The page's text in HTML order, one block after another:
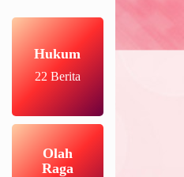
Hukum
22 Berita
Olah
Raga